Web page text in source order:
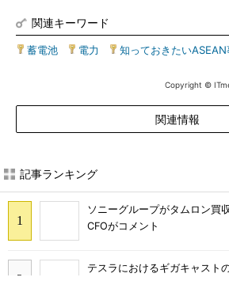
関連キーワード
蓄電池 電力 知っておきたいASEAN
Copyright ©
関連情報
記事ランキング
ソニーグループがタムロン買
CFOがコメント
テスラにおけるギガキャスト